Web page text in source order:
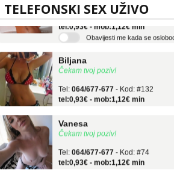
TELEFONSKI SEX UŽIVO
Tel:064/677-677 - Kod: #75
tel:0,93€ - mob:1,12€ min
Obavijesti me kada se oslobodi
Čekam tvoj poziv!
tel:0,93€ - mob:1,12€ min
Čekam tvoj poziv!
tel:0,93€ - mob:1,12€ min